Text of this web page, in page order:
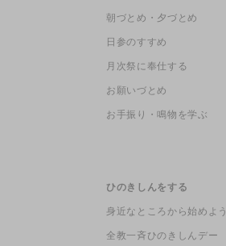
朝づとめ・夕づとめ
日参のすすめ
月次祭に奉仕する
お願いづとめ
お手振り・鳴物を学ぶ
ひのきしんをする
身近なところから始めよう
全教一斉ひのきしんデー